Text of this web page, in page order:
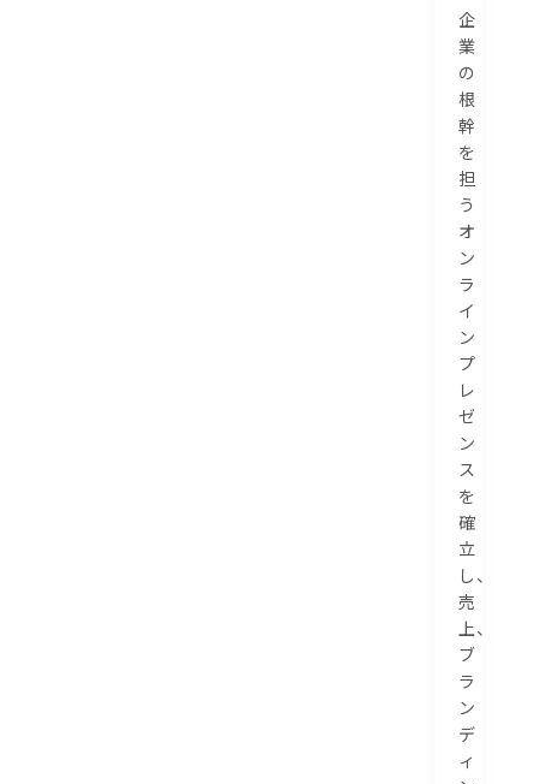
企
業
の
根
幹
を
担
う
オ
ン
ラ
イ
ン
プ
レ
ゼ
ン
ス
を
確
立
し、
売
上、
ブ
ラ
ン
デ
ィ